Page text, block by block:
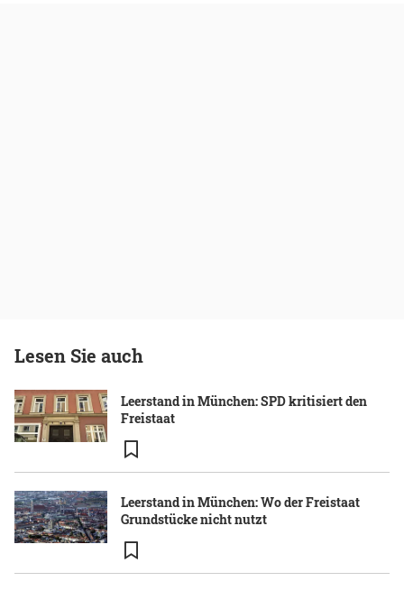
Lesen Sie auch
Leerstand in München: SPD kritisiert den
Freistaat
Leerstand in München: Wo der Freistaat
Grundstücke nicht nutzt